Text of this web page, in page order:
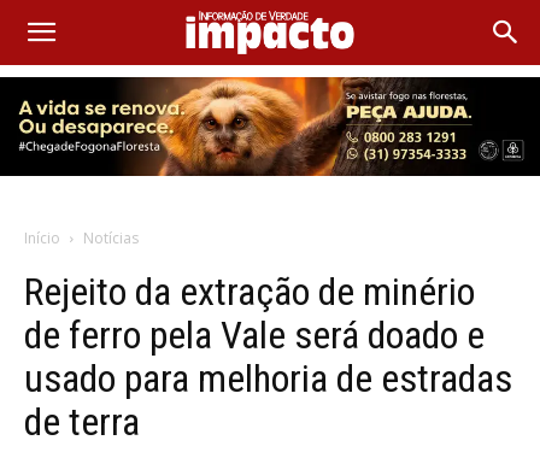
Início Notícias
Rejeito da extração de minério
de ferro pela Vale será doado e
usado para melhoria de estradas
de terra